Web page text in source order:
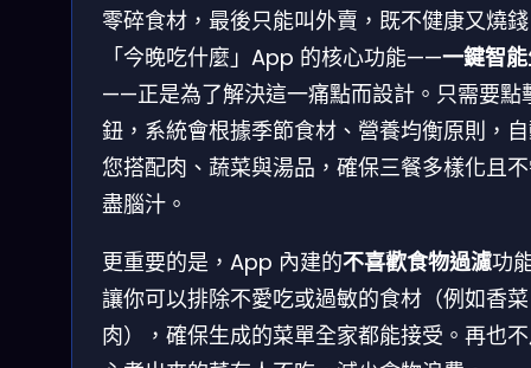
零碎食材，最後只能叫外賣，既不健康又燒
「今晚吃什麼」App 的核心功能——一鍵智
——正是為了解決這一痛點而設計。只需要點
鈕，系統會根據季節食材、營養均衡原則，
您搭配肉、蔬菜與湯品，確保三餐多樣化且
盡腦汁。
更重要的是，App 內建的不喜歡食物過濾功
讓你可以排除不愛吃或過敏的食材（例如香
肉），確保生成的菜單全家都能接受。再也